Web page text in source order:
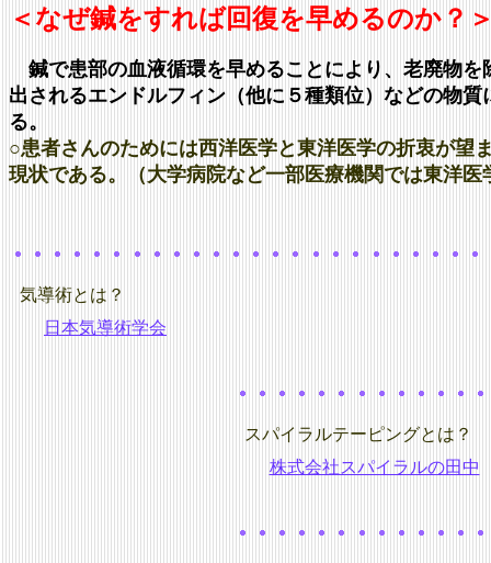
＜なぜ鍼をすれば回復を早めるのか？
鍼で患部の血液循環を早めることにより、老廃物
出されるエンドルフィン（他に５種類位）などの物
る。
○患者さんのためには西洋医学と東洋医学の折衷が望
現状である。（大学病院など一部医療機関では東洋
気導術とは？
日本気導術学会
スパイラルテーピングとは？
株式会社スパイラルの田中